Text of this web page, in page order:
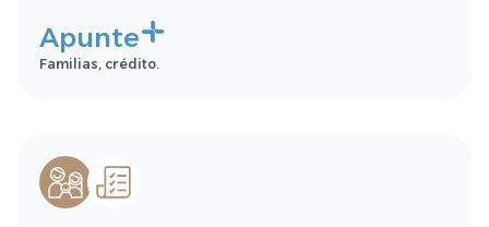
Apunte
Familias, crédito.